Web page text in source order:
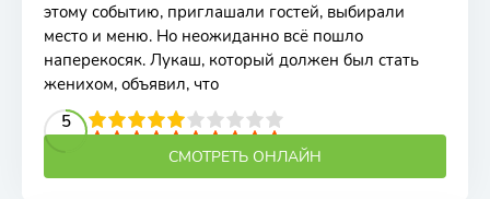
этому событию, приглашали гостей, выбирали
место и меню. Но неожиданно всё пошло
наперекосяк. Лукаш, который должен был стать
женихом, объявил, что
5
4 5 6 7 8 9 10
СМОТРЕТЬ ОНЛАЙН